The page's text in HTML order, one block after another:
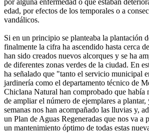
por alguna enfermedad o que estaban
edad, por efectos de los temporales o a
vandálicos.
Si en un principio se planteaba la plantación
finalmente la cifra ha ascendido hasta cerca
han sido creados nuevos alcorques y se ha
de diferentes zonas verdes de la ciudad. En
ha señalado que "tanto el servicio municipal
jardinería como el departamento técnico de
Chiclana Natural han comprobado que había
de ampliar el número de ejemplares a
semanas nos han acompañado las lluvias y,
un Plan de Aguas Regeneradas que nos va a
un mantenimiento óptimo de todas estas